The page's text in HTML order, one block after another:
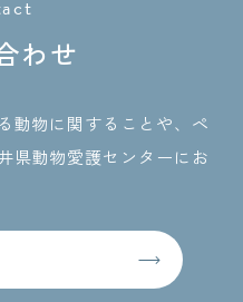
わせ
動物に関することや、ペ
県動物愛護センターにお